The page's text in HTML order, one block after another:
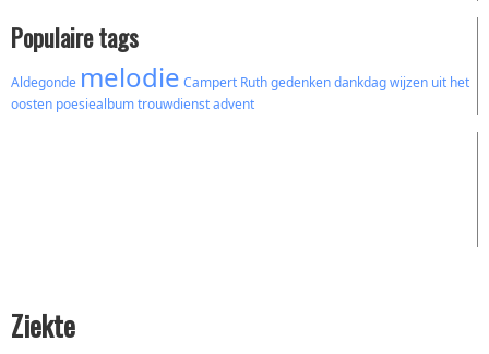
Populaire tags
Aldegonde melodie Campert Ruthgedenkendankdagwijzen uit het
oosten poesiealbumtrouwdienstadvent
Ziekte